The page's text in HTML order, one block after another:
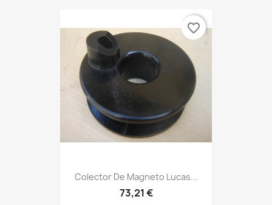
Colector De Magneto Lucas...
73,21 €
favorite_border